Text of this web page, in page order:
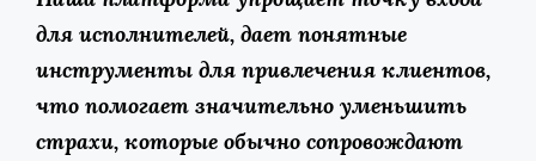
для исполнителей, дает понятные
инструменты для привлечения клиентов,
что помогает значительно уменьшить
страхи, которые обычно сопровождают